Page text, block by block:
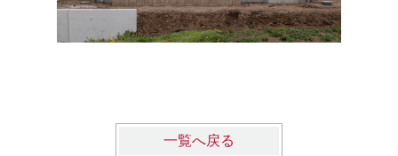
一覧へ戻る